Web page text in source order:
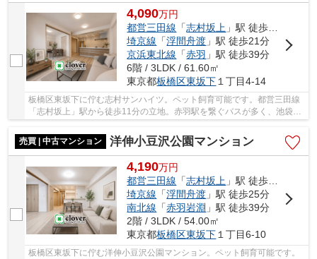
4,090万円
都営三田線 「志村坂上 」駅 徒歩11分
埼京線 「浮間舟渡 」駅 徒歩21分
京浜東北線 「赤羽 」駅 徒歩39分
6階 / 3LDK / 61.60㎡
東京都板橋区東坂下 １丁目4-14
板橋区東坂下に佇む志村サンハイツ。ペット飼育可能です。都営三田線
「志村坂上」駅から徒歩11分の立地。赤羽駅を繋ぐバスが多く、池袋・
巣鴨駅へのアクセス良好。物件周辺にはショッ...
売買 | 中古マンション
洋伸小豆沢公園マンション
4,190万円
都営三田線 「志村坂上 」駅 徒歩9分
埼京線 「浮間舟渡 」駅 徒歩25分
南北線 「赤羽岩淵 」駅 徒歩39分
2階 / 3LDK / 54.00㎡
東京都板橋区東坂下１丁目6-10
板橋区東坂下に佇む洋伸小豆沢公園マンション。ペット飼育可能です。